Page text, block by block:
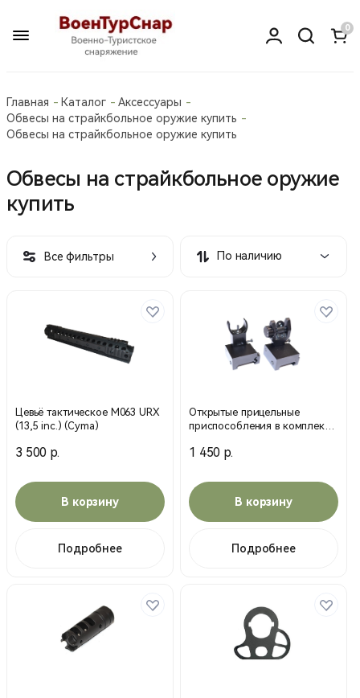
0
Главная Каталог
Аксессуары
Обвесы на страйкбольное оружие купить
Обвесы на страйкбольное оружие купить
Обвесы на страйкбольное оружие
купить
Все фильтры По наличию
Цевьё тактическое M063 URX
(13,5 inc.) (Cyma)
3 500 р.
В корзину
Подробнее
Открытые прицельные
приспособления в комплекте
1 450 р.
В корзину
Подробнее